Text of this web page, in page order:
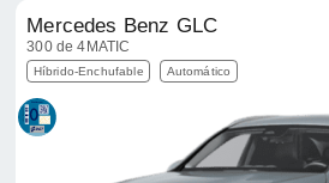
Mercedes Benz GLC
300 de 4MATIC
Híbrido-Enchufable Automático